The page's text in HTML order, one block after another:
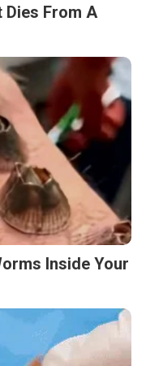
Dies From A
Inside Your